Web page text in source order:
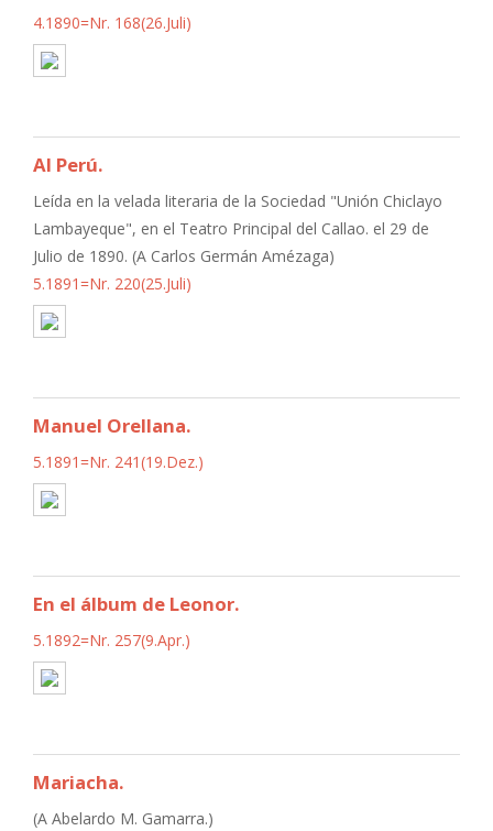
4.1890=Nr. 168(26.Juli)
Al Perú.
Leída en la velada literaria de la Sociedad "Unión Chiclayo
Lambayeque", en el Teatro Principal del Callao. el 29 de
Julio de 1890. (A Carlos Germán Amézaga)
5.1891=Nr. 220(25.Juli)
Manuel Orellana.
5.1891=Nr. 241(19.Dez.)
En el álbum de Leonor.
5.1892=Nr. 257(9.Apr.)
Mariacha.
(A Abelardo M. Gamarra.)